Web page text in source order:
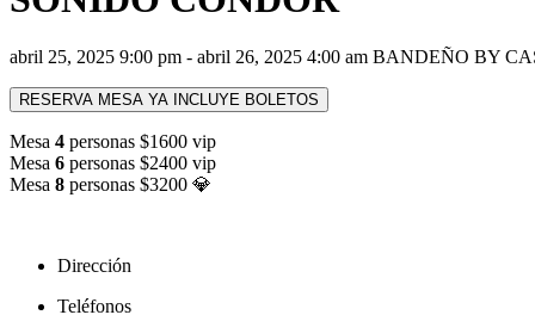
abril 25, 2025 9:00 pm - abril 26, 2025 4:00 am BANDEÑO BY
RESERVA MESA YA INCLUYE BOLETOS
Mesa 4 personas $1600 vip
Mesa 6 personas $2400 vip
Mesa 8 personas $3200 💎
Dirección
Teléfonos